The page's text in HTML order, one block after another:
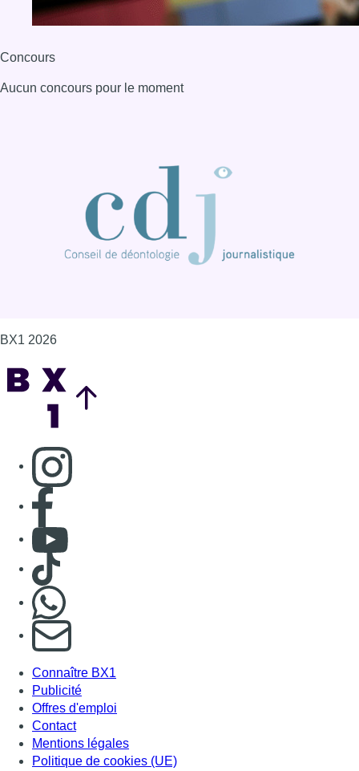
Concours
Aucun concours pour le moment
BX1 2026
Consulter page Instagram
Consulter page Facebook
Consulter Youtube
Consulter TikTok
S'abonner à notre newsletter
Connaître BX1
Publicité
Offres d'emploi
Contact
Mentions légales
Politique de cookies (UE)